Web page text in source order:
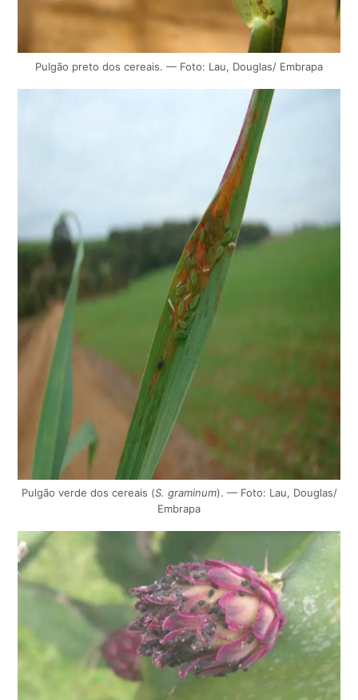
Pulgão preto dos cereais. — Foto: Lau, Douglas/ Embrapa
Pulgão verde dos cereais (S. graminum). — Foto: Lau, Douglas/
Embrapa